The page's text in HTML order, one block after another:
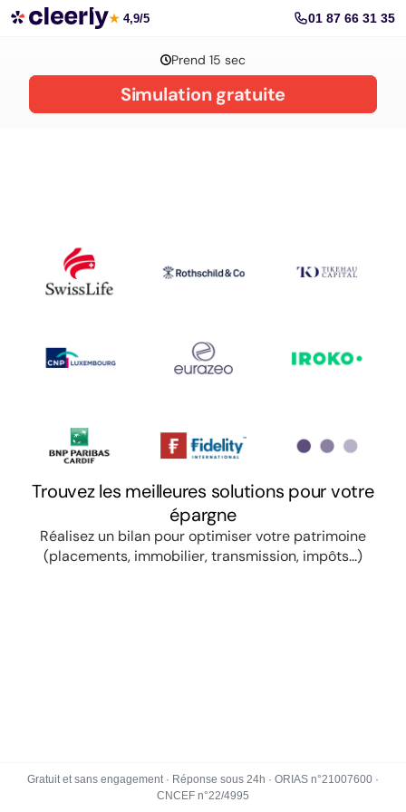
La gestion de patrimoine avec Cleerly
★ 4,9/5 01 87 66 31 35
Gratuit et sans engagement · Réponse sous 24h · ORIAS n°21007600 ·
CNCEF n°22/4995